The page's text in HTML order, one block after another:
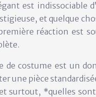
est
et quelque
réaction est
de costume est un
une pièce
surtout, *quelles sont